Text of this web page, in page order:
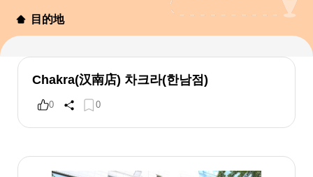
目的地
Chakra(汉南店) 차크라(한남점)
0 0